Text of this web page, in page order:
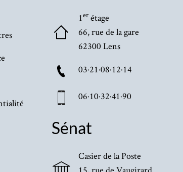
1er étage
66, rue de la gare
62300 Lens
03·21·08·12·14
06·10·32·41·90
Sénat
Casier de la Poste